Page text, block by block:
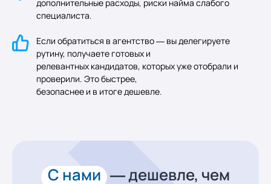
дополнительные расходы, риски найма слабого
специалиста.
Если обратиться в агентство — вы делегируете
рутину, получаете готовых и
релевантных кандидатов, которых уже отобрали и
проверили. Это быстрее,
безопаснее и в итоге дешевле.
С нами — дешевле, чем